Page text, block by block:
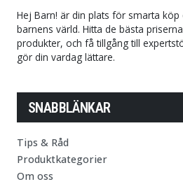
Hej Barn! är din plats för smarta
barnens värld. Hitta de bästa
produkter, och få tillgång till
gör din vardag lättare.
SNABBLÄNKAR
Tips & Råd
Produktkategorier
Om oss